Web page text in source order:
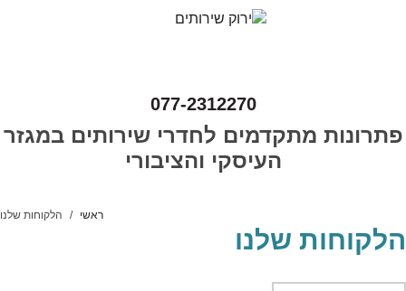
077-2312270
פתרונות מתקדמים לחדרי שירותים במגזר
העיסקי והציבורי
ראשי הלקוחות שלנו
הלקוחות שלנו